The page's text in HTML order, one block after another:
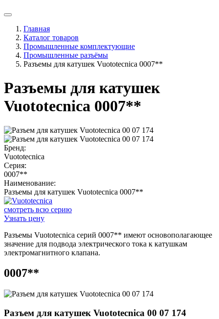
Главная
Каталог товаров
Промышленные комплектующие
Промышленные разъёмы
Разъемы для катушек Vuototecnica 0007**
Разъемы для катушек
Vuototecnica 0007**
Бренд:
Vuototecnica
Серия:
0007**
Наименование:
Разъемы для катушек Vuototecnica 0007**
смотреть всю серию
Узнать цену
Разъемы Vuototecnica серий 0007** имеют основополагающее
значение для подвода электрического тока к катушкам
электромагнитного клапана.
0007**
Разъем для катушек Vuototecnica 00 07 174